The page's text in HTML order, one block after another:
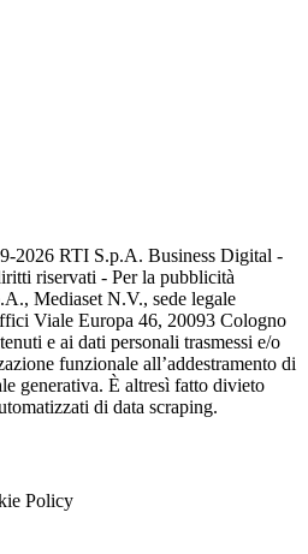
2026 RTI S.p.A. Business Digital -
riservati - Per la pubblicità
Mediaset N.V., sede legale
Viale Europa 46, 20093 Cologno
e ai dati personali trasmessi e/o
funzionale all’addestramento di
generativa. È altresì fatto divieto
di data scraping.
Policy